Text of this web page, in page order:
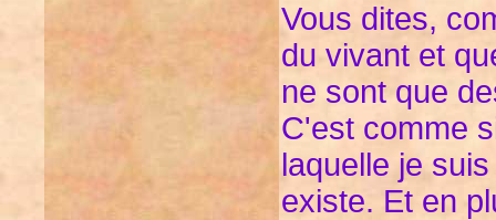
Vous dites,
du vivant et
ne sont que
C'est comme
laquelle je
existe. Et en